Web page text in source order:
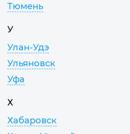
Тюмень
У
Улан-Удэ
Ульяновск
Уфа
Х
Хабаровск